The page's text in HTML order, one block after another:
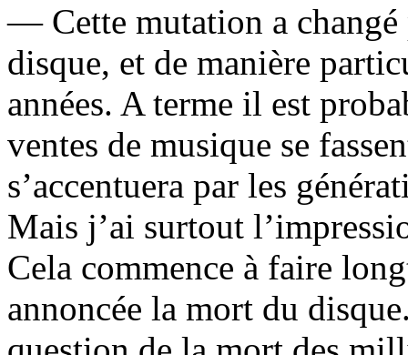
— Cette mutation a
disque, et de manière
années. A terme il est
ventes de musique se
s’accentuera par les
Mais j’ai surtout
Cela commence à faire
annoncée la mort du